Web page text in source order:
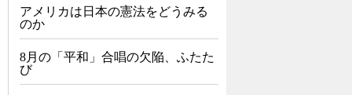
アメリカは日本の憲法をどうみる
のか
8月の「平和」合唱の欠陥、ふたた
び